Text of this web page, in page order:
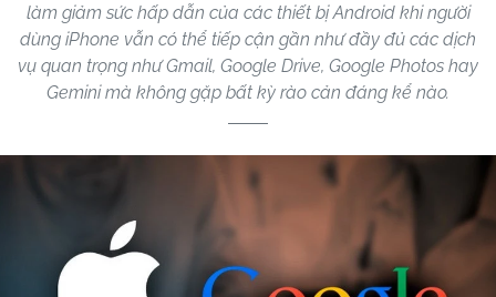
làm giảm sức hấp dẫn của các thiết bị Android khi người
dùng iPhone vẫn có thể tiếp cận gần như đầy đủ các dịch
vụ quan trọng như Gmail, Google Drive, Google Photos hay
Gemini mà không gặp bất kỳ rào cản đáng kể nào.